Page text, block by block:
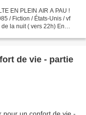
EN PLEIN AIR A PAU !
/ Fiction / États-Unis / vf
la nuit ( vers 22h) En
de vie - partie